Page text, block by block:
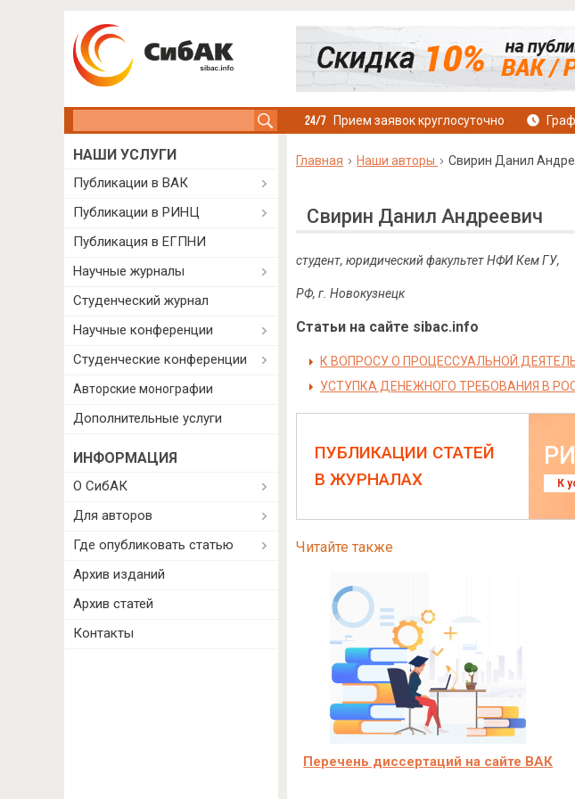
Прием заявок круглосуточно
Главная Наши авторы Свирин Данил
Свирин Данил Андреевич
студент, юридический факультет НФИ Кем ГУ,
РФ, г. Новокузнецк
Статьи на сайте sibac.info
К ВОПРОСУ О ПРОЦЕССУАЛЬНОЙ
УСТУПКА ДЕНЕЖНОГО ТРЕБОВАНИЯ В
ПУБЛИКАЦИИ СТАТЕЙ
В ЖУРНАЛАХ
К
Читайте также
Перечень диссертаций на сайте ВАК
НАШИ УСЛУГИ
Публикации в ВАК
Публикации в РИНЦ
Публикация в ЕГПНИ
Научные журналы
Студенческий журнал
Научные конференции
Студенческие конференции
Авторские монографии
Дополнительные услуги
ИНФОРМАЦИЯ
О СибАК
Для авторов
Где опубликовать статью
Архив изданий
Архив статей
Контакты